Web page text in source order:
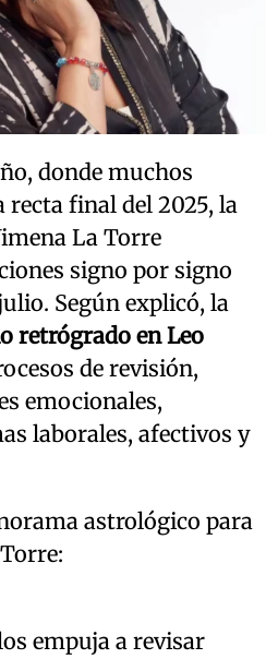
donde muchos
recta final del 2025, la
La Torre
signo por signo
Según explicó, la
retrógrado en Leo
de revisión,
emocionales,
laborales, afectivos y
astrológico para
empuja a revisar